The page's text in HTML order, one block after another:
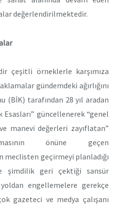
değerlendirilmektedir.
çeşitli örneklerle karşımıza
gündemdeki ağırlığını
(BİK) tarafından 28 yıl aradan
Esasları” güncellenerek “genel
manevi değerleri zayıflatan”
önüne geçen
meclisten geçirmeyi planladığı
şimdilik geri çektiği sansür
yoldan engellemelere gerekçe
gazeteci ve medya çalışanı